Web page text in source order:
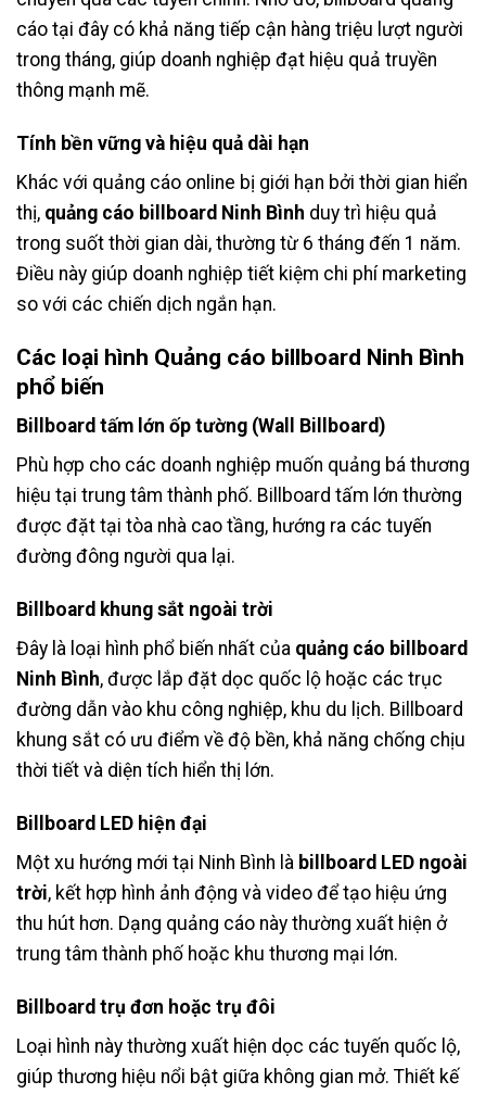
cáo tại đây có khả năng tiếp cận hàng triệu lượt người
trong tháng, giúp doanh nghiệp đạt hiệu quả truyền
thông mạnh mẽ.
Tính bền vững và hiệu quả dài hạn
Khác với quảng cáo online bị giới hạn bởi thời gian hiển
thị, quảng cáo billboard Ninh Bình duy trì hiệu quả
trong suốt thời gian dài, thường từ 6 tháng đến 1 năm.
Điều này giúp doanh nghiệp tiết kiệm chi phí marketing
so với các chiến dịch ngắn hạn.
Các loại hình Quảng cáo billboard Ninh Bình
phổ biến
Billboard tấm lớn ốp tường (Wall Billboard)
Phù hợp cho các doanh nghiệp muốn quảng bá thương
hiệu tại trung tâm thành phố. Billboard tấm lớn thường
được đặt tại tòa nhà cao tầng, hướng ra các tuyến
đường đông người qua lại.
Billboard khung sắt ngoài trời
Đây là loại hình phổ biến nhất của quảng cáo billboard
Ninh Bình, được lắp đặt dọc quốc lộ hoặc các trục
đường dẫn vào khu công nghiệp, khu du lịch. Billboard
khung sắt có ưu điểm về độ bền, khả năng chống chịu
thời tiết và diện tích hiển thị lớn.
Billboard LED hiện đại
Một xu hướng mới tại Ninh Bình là billboard LED ngoài
trời, kết hợp hình ảnh động và video để tạo hiệu ứng
thu hút hơn. Dạng quảng cáo này thường xuất hiện ở
trung tâm thành phố hoặc khu thương mại lớn.
Billboard trụ đơn hoặc trụ đôi
Loại hình này thường xuất hiện dọc các tuyến quốc lộ,
giúp thương hiệu nổi bật giữa không gian mở. Thiết kế